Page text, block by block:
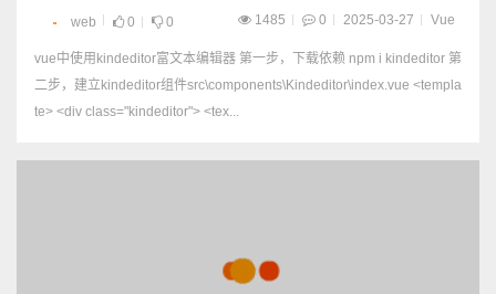
web 0 0 1485 0 2025-03-27 Vue
vue中使用kindeditor富文本编辑器 第一步，下载依赖 npm i kindeditor 第
二步，建立kindeditor组件src\components\Kindeditor\index.vue <templa
te> <div class="kindeditor"> <tex...